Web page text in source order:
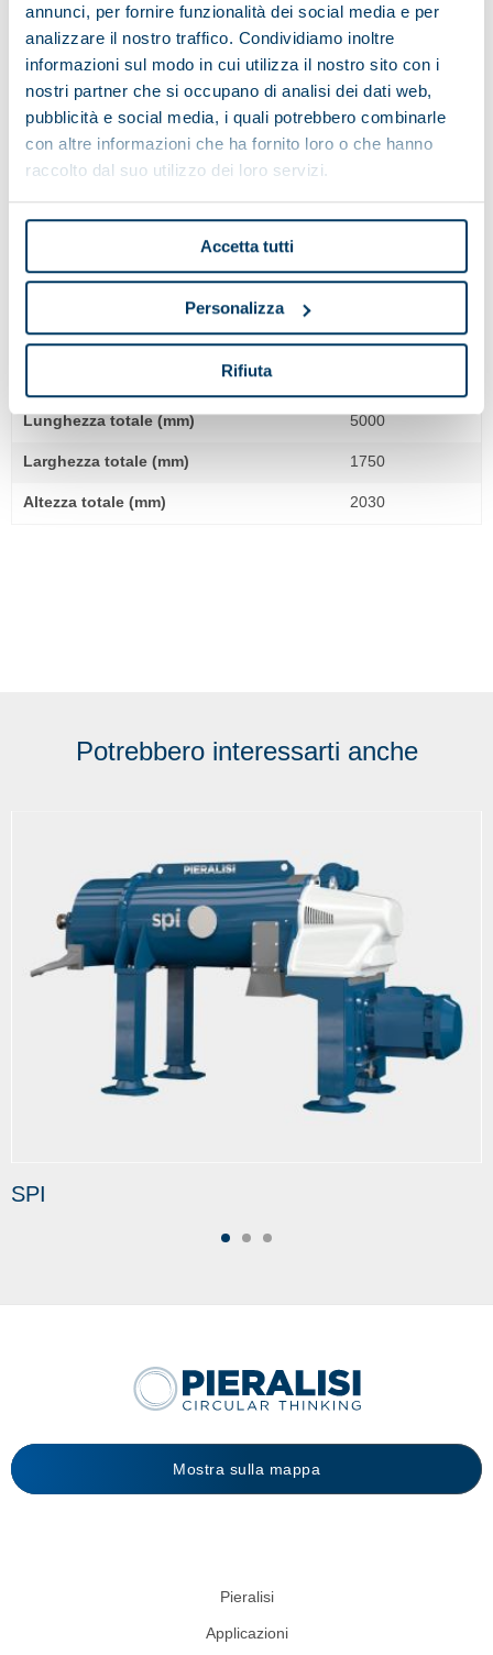
annunci, per fornire funzionalità dei social media e per
analizzare il nostro traffico. Condividiamo inoltre
informazioni sul modo in cui utilizza il nostro sito con i
nostri partner che si occupano di analisi dei dati web,
pubblicità e social media, i quali potrebbero combinarle
con altre informazioni che ha fornito loro o che hanno
raccolto dal suo utilizzo dei loro servizi.
Accetta tutti
Personalizza
Rifiuta
Larghezza totale (mm) 1500
Altezza totale (mm) 1730
LEOPARD 46.M
Potenza installata (kW)
Lunghezza totale (mm) 4440
Altezza totale (mm) 1730
LEOPARD 64.M
Lunghezza totale (mm) 5000
Larghezza totale (mm) 1750
Altezza totale (mm) 2030
Potrebbero interessarti anche
SPI
Mostra sulla mappa
Pieralisi
Applicazioni